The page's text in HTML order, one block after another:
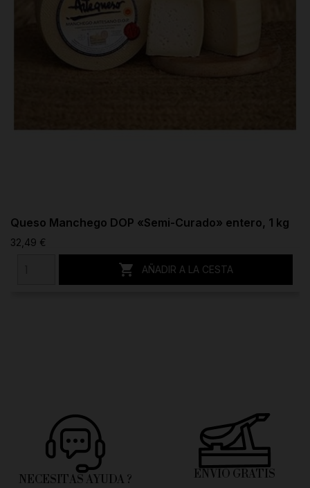
Queso Manchego DOP «Semi-Curado» entero, 1 kg
32,49 €
 AÑADIR A LA CESTA
NECESITAS AYUDA ? ENVÍO GRATIS